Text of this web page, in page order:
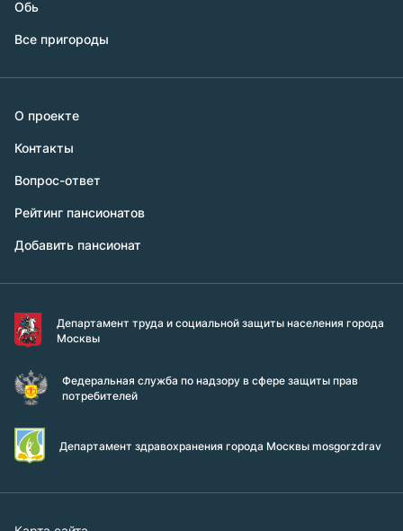
Обь
Все пригороды
О проекте
Контакты
Вопрос-ответ
Рейтинг пансионатов
Добавить пансионат
Департамент труда и социальной защиты населения города
Москвы
Федеральная служба по надзору в сфере защиты прав
потребителей
Департамент здравохранения города Москвы mosgorzdrav